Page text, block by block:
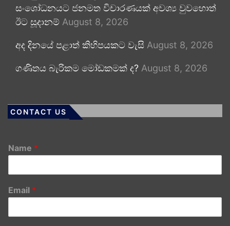
සංශෝධනයට ජනමත විචාරණයක් අවශ්‍ය වුවහොත්
ඊට සූදානම් August 8, 2026
අද දිනයේ පළාත් කිහිපයකට වැසි August 8, 2026
ගණිතය බැරිකම මෝඩකමක් ද? August 8, 2026
CONTACT US
Name *
Email *